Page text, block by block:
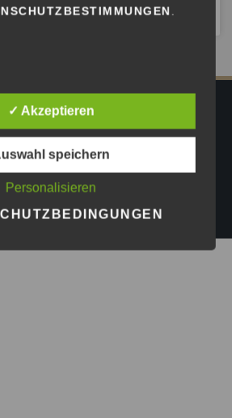
DATENSCHUTZ
PRESSE
Göschel M.A. - Erfolg darf leicht
.
✓ Akzeptieren
speichern
Personalisieren